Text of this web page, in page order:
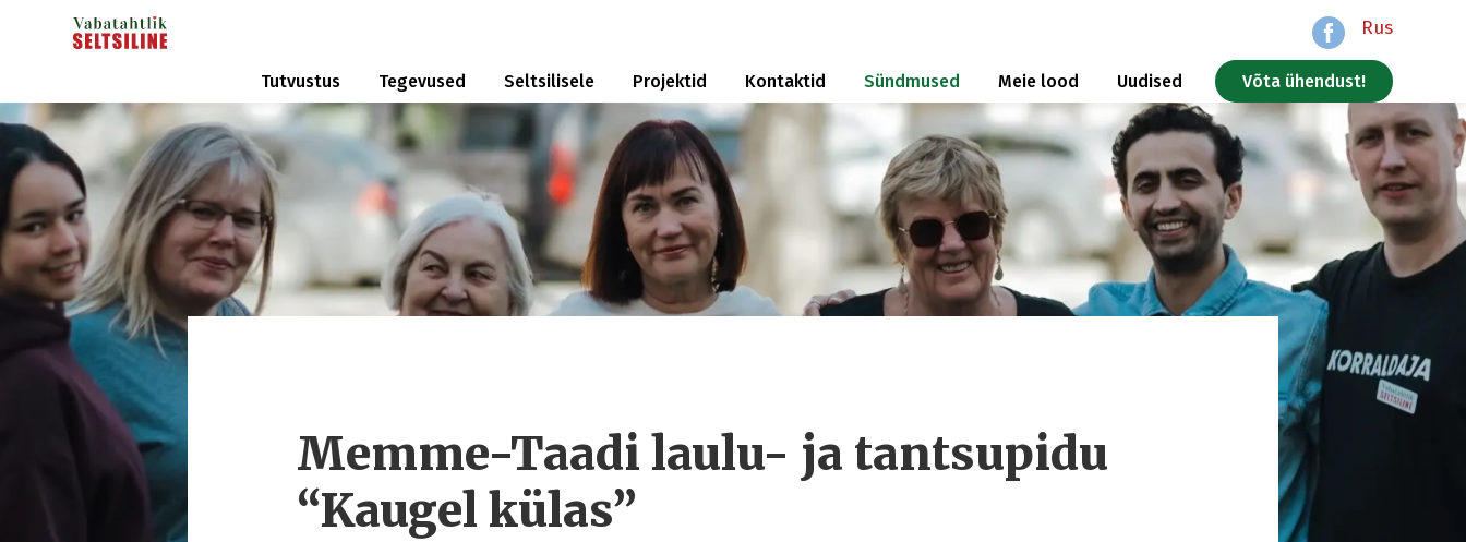
Rus
Tutvustus Tegevused Seltsilisele Projektid Kontaktid Sündmused Meie lood Uudised Võta ühendust!
Memme-Taadi laulu- ja tantsupidu
“Kaugel külas”